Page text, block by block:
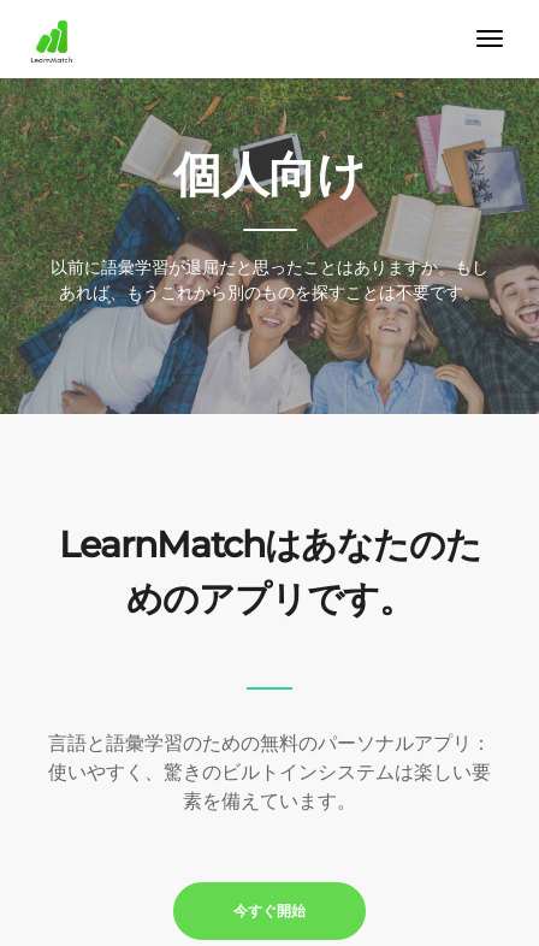
個人向け
以前に語彙学習が退屈だと思ったことはありますか。もし
あれば、もうこれから別のものを探すことは不要です。
LearnMatchはあなたのた
めのアプリです。
言語と語彙学習のための無料のパーソナルアプリ：
使いやすく、驚きのビルトインシステムは楽しい要
素を備えています。
今すぐ開始